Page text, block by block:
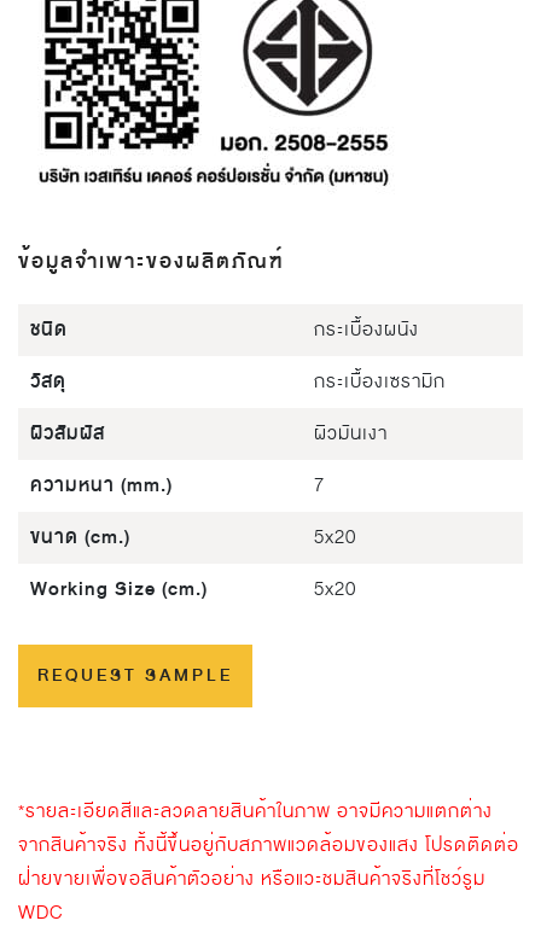
ข้อมูลจำเพาะของผลิตภัณฑ์
ชนิด กระเบื้องผนัง
วัสดุ กระเบื้องเซรามิก
ผิวสัมผัส ผิวมันเงา
ความหนา (mm.) 7
ขนาด (cm.) 5x20
Working Size (cm.) 5x20
REQUEST SAMPLE
*รายละเอียดสีและลวดลายสินค้าในภาพ อาจมีความแตกต่าง
จากสินค้าจริง ทั้งนี้ขึ้นอยู่กับสภาพแวดล้อมของแสง โปรดติดต่อ
ฝ่ายขายเพื่อขอสินค้าตัวอย่าง หรือแวะชมสินค้าจริงที่โชว์รูม
WDC